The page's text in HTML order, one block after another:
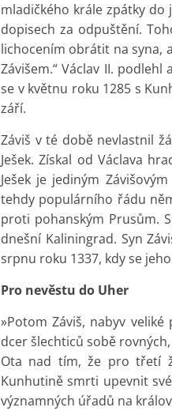
mladičkého krále zpátky
dopisech za odpuštění.
lichocením obrátit na syna,
Závišem.“ Václav II.
se v květnu roku 1285 s
září.
Záviš v té době nevlastnil
Ješek. Získal od Václava
Ješek je jediným
tehdy populárního řádu
proti pohanským Prusům.
dnešní Kaliningrad. Syn
srpnu roku 1337, kdy se
Pro nevěstu do Uher
»Potom Záviš, nabyv
dcer šlechticů sobě
Ota nad tím, že pro třetí
Kunhutině smrti upevnit
významných úřadů na